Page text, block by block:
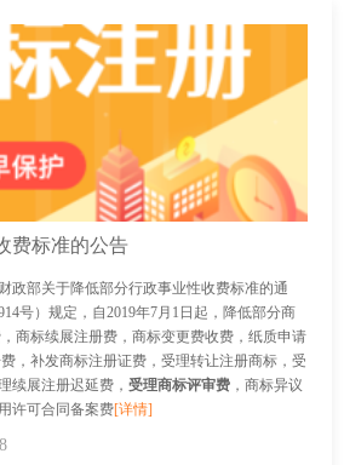
费标准的公告
政部关于降低部分行政事业性收费标准的通
号）规定，自2019年7月1日起，降低部分商
商标续展注册费，商标变更费收费，纸质申请
，补发商标注册证费，受理转让注册商标，受
续展注册迟延费， 受理商标评审费 ，商标异议
许可合同备案费[详情]